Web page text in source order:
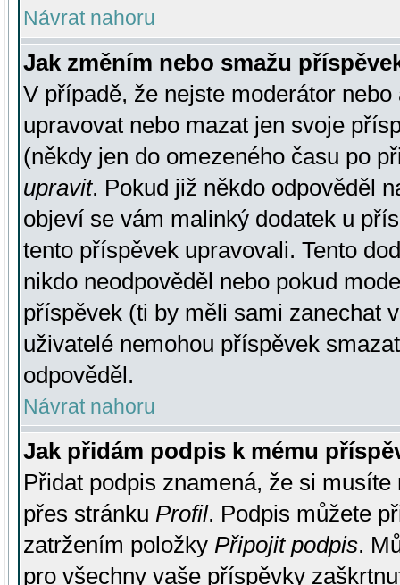
Návrat nahoru
Jak změním nebo smažu
V případě, že nejste moderátor
upravovat nebo mazat jen svoje
(někdy jen do omezeného času po
upravit. Pokud již někdo odpověděl
objeví se vám malinký dodatek u
tento příspěvek upravovali. Tento
nikdo neodpověděl nebo pokud
příspěvek (ti by měli sami zanechat
uživatelé nemohou příspěvek
odpověděl.
Návrat nahoru
Jak přidám podpis k mému
Přidat podpis znamená, že si
přes stránku Profil. Podpis můžete
zatržením položky Připojit podpis.
pro všechny vaše příspěvky